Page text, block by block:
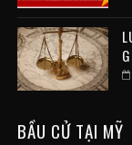
BẦU CỬ TẠI MỸ